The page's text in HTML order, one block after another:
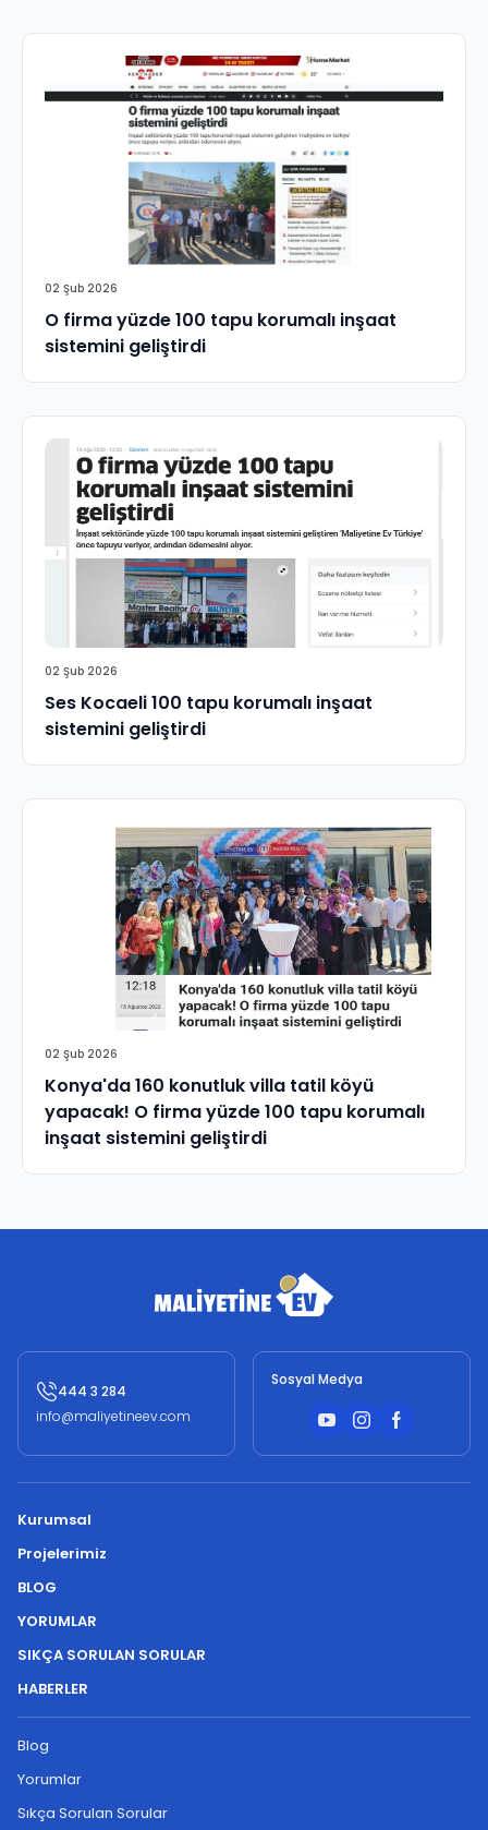
02 Şub 2026
O firma yüzde 100 tapu korumalı inşaat
sistemini geliştirdi
02 Şub 2026
Ses Kocaeli 100 tapu korumalı inşaat
sistemini geliştirdi
02 Şub 2026
Konya'da 160 konutluk villa tatil köyü
yapacak! O firma yüzde 100 tapu korumalı
inşaat sistemini geliştirdi
444 3 284
info@maliyetineev.com
Sosyal Medya
Kurumsal
Projelerimiz
BLOG
YORUMLAR
SIKÇA SORULAN SORULAR
HABERLER
Blog
Yorumlar
Sıkça Sorulan Sorular